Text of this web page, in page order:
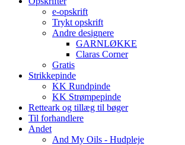
e-opskrift
Trykt opskrift
Andre designere
GARNLØKKE
Claras Corner
Gratis
Strikkepinde
KK Rundpinde
KK Strømpepinde
Retteark og tillæg til bøger
Til forhandlere
Andet
And My Oils - Hudpleje